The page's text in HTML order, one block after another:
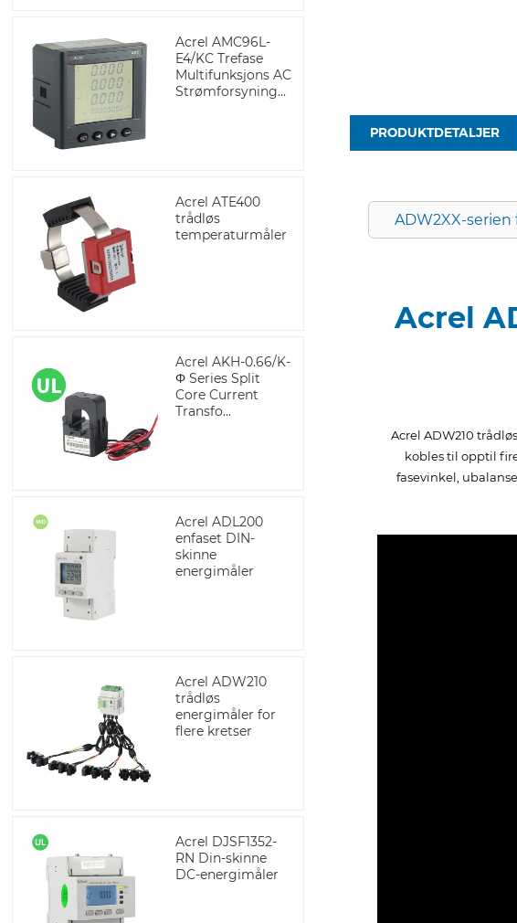
Acrel AMC96L-
E4/KC Trefase
Multifunksjons AC
Strømforsyning...
Acrel ATE400
trådløs
temperaturmåler
Acrel AKH-0.66/K-
Φ Series Split
Core Current
Transfo...
Acrel ADL200
enfaset DIN-
skinne
energimåler
Acrel ADW210
trådløs
energimåler for
flere kretser
Acrel DJSF1352-
RN Din-skinne
DC-energimåler
PRODUKTDETALJER
ADW2XX-
Acrel
Acrel ADW210
kobles til opptil
fasevinkel,